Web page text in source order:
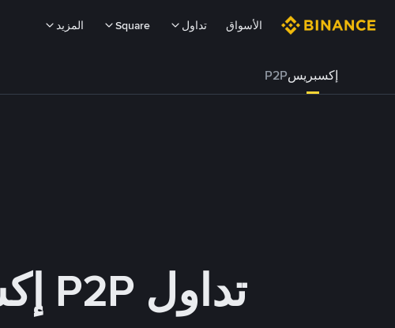
الأسواق تداول Square المزيد
إكسبريسP2P
تداول P2P إكسبريس